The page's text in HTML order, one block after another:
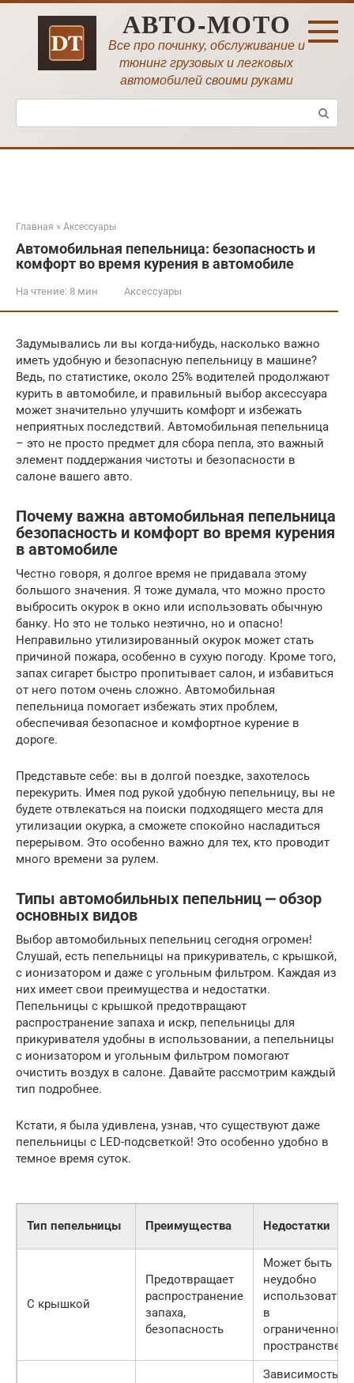
Перейти
АВТО-МОТО
Все про починку, обслуживание и
тюнинг грузовых и легковых
автомобилей своими руками
Поиск:
Главная » Аксессуары
Автомобильная пепельница: безопасность и
комфорт во время курения в автомобиле
На чтение: 8 мин Аксессуары
Задумывались ли вы когда-нибудь, насколько важно
иметь удобную и безопасную пепельницу в машине?
Ведь, по статистике, около 25% водителей продолжают
курить в автомобиле, и правильный выбор аксессуара
может значительно улучшить комфорт и избежать
неприятных последствий. Автомобильная пепельница
– это не просто предмет для сбора пепла, это важный
элемент поддержания чистоты и безопасности в
салоне вашего авто.
Почему важна автомобильная пепельница
безопасность и комфорт во время курения
в автомобиле
Честно говоря, я долгое время не придавала этому
большого значения. Я тоже думала, что можно просто
выбросить окурок в окно или использовать обычную
банку. Но это не только неэтично, но и опасно!
Неправильно утилизированный окурок может стать
причиной пожара, особенно в сухую погоду. Кроме того,
запах сигарет быстро пропитывает салон, и избавиться
от него потом очень сложно. Автомобильная
пепельница помогает избежать этих проблем,
обеспечивая безопасное и комфортное курение в
дороге.
Представьте себе: вы в долгой поездке, захотелось
перекурить. Имея под рукой удобную пепельницу, вы не
будете отвлекаться на поиски подходящего места для
утилизации окурка, а сможете спокойно насладиться
перерывом. Это особенно важно для тех, кто проводит
много времени за рулем.
Типы автомобильных пепельниц ⎼ обзор
основных видов
Выбор автомобильных пепельниц сегодня огромен!
Слушай, есть пепельницы на прикуриватель, с крышкой,
с ионизатором и даже с угольным фильтром. Каждая из
них имеет свои преимущества и недостатки.
Пепельницы с крышкой предотвращают
распространение запаха и искр, пепельницы для
прикуривателя удобны в использовании, а пепельницы
с ионизатором и угольным фильтром помогают
очистить воздух в салоне. Давайте рассмотрим каждый
тип подробнее.
Кстати, я была удивлена, узнав, что существуют даже
пепельницы с LED-подсветкой! Это особенно удобно в
темное время суток.
Тип пепельницы Преимущества Недостатки
С крышкой
Предотвращает
распространение
запаха,
безопасность
Может быть
неудобно
использовать
в
ограниченном
пространстве
Зависимость